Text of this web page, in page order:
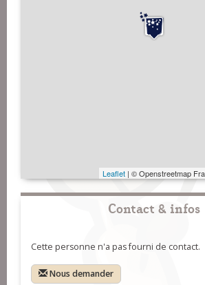
Leaflet | © Openstreetmap
Contact & infos
Cette personne n'a pas fourni de contact.
Nous demander